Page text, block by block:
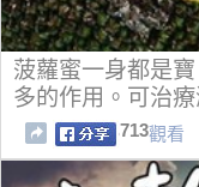
菠蘿蜜一身都是
多的作用。可治
713觀看